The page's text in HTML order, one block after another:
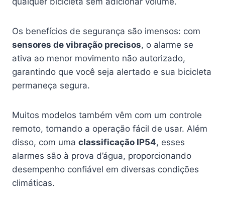
Os benefícios de segurança são imensos: com
sensores de vibração precisos, o alarme se
ativa ao menor movimento não autorizado,
garantindo que você seja alertado e sua bicicleta
permaneça segura.
Muitos modelos também vêm com um controle
remoto, tornando a operação fácil de usar. Além
disso, com uma classificação IP54, esses
alarmes são à prova d’água, proporcionando
desempenho confiável em diversas condições
climáticas.